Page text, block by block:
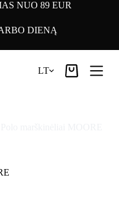
NUO 89 EUR
DIENĄ
LT
Pirkinių